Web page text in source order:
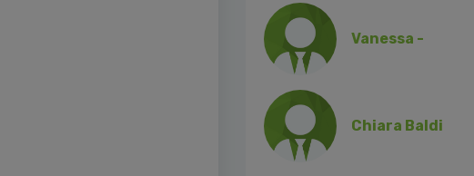
Vanessa -
Chiara Baldi